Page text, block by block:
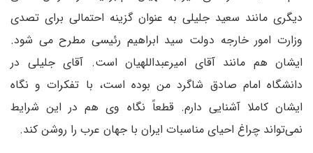
دیگری مانند سعید جلیلی به عنوان گزینه احتمالی برای تصدی
وزارت امور خارجه دولت سید ابراهیم رئیسی مطرح می شود.
ایشان هم مانند آقای امیرعبداللهیان است. آقای جلیلی در
دانشگاه امام صادق شاگرد من بوده است، با تفکرات و نگاه
ایشان کاملا آشنایی دارم. قطعاً نگاه وی هم در این شرایط
نمی‌تواند چراغ احیای مناسبات ایران با جهان عرب را روشن کند.